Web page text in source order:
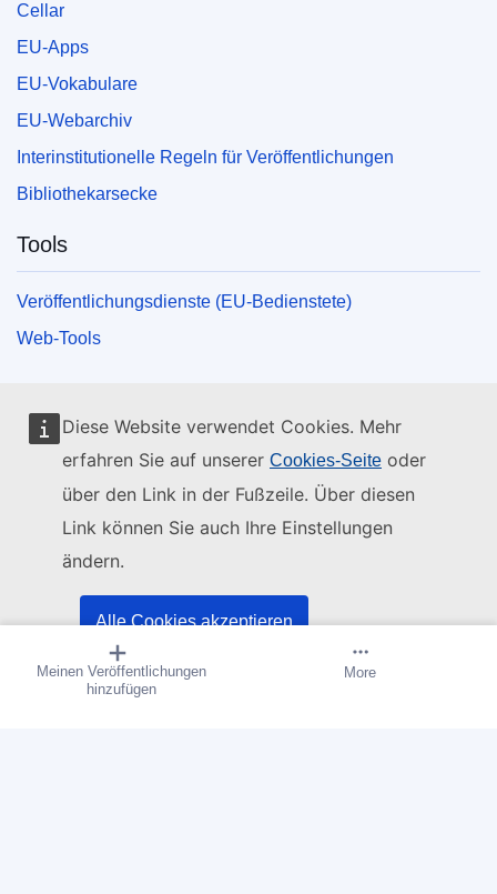
Diese Website verwendet Cookies. Mehr
erfahren Sie auf unserer Cookies-Seite oder
über den Link in der Fußzeile. Über diesen
Link können Sie auch Ihre Einstellungen
ändern.
Alle Cookies akzeptieren
Nur unbedingt notwendige Cookies akzeptieren
Meinen Veröffentlichungen
hinzufügen
Benachrichtigung erstellen
More
Cellar
EU-Apps
EU-Vokabulare
EU-Webarchiv
Interinstitutionelle Regeln für Veröffentlichungen
Bibliothekarsecke
Tools
Veröffentlichungsdienste (EU-Bedienstete)
Web-Tools
Europäische Union
Kontakt zur EU
Rufen Sie uns an: 00 800 6 7 8 9 10 11
Weitere Nummern
Schreiben Sie uns über unser Kontaktformular